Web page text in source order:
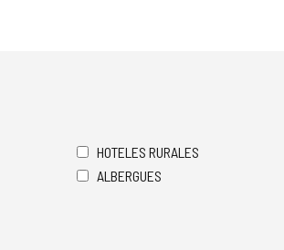
HOTELES RURALES
ALBERGUES